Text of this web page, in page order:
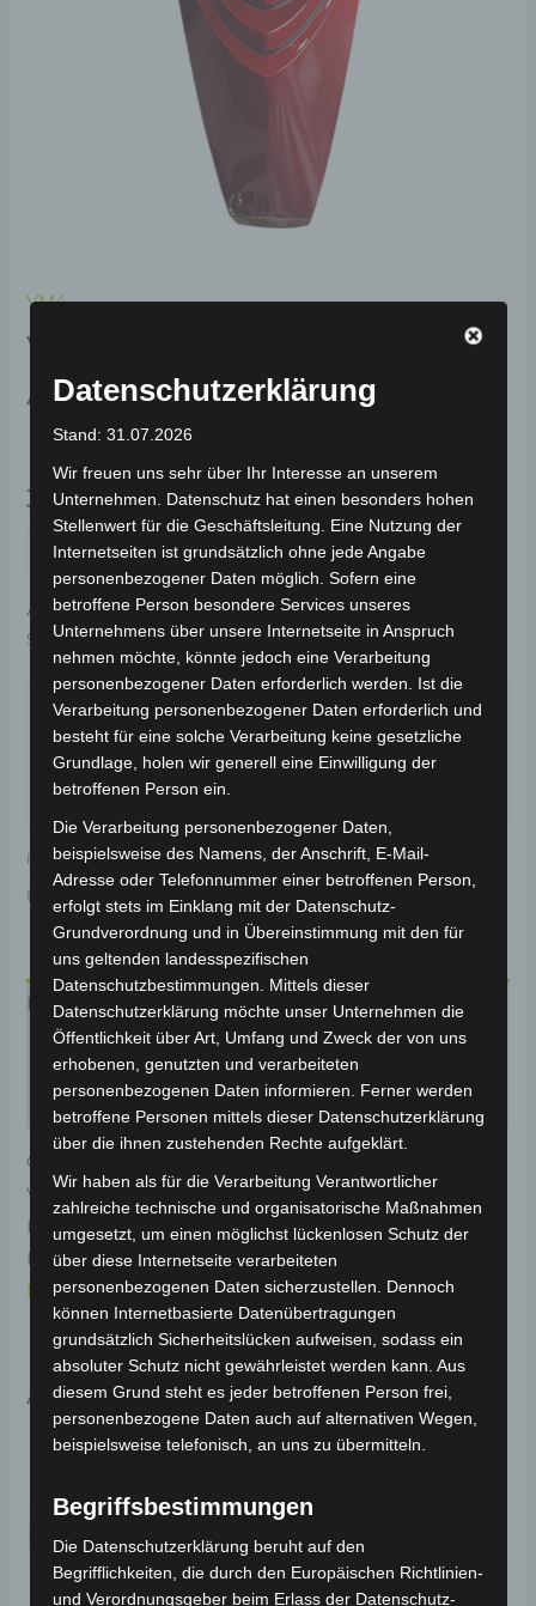
VM4
VM4 VORDERES
ARMATURENBRETT
DEKORATIV-ROT
39,00€ *
IN DEN WARENKORB
Artikelnummer:3M402-6006A-04 Kategorie:VM4
Schlagwort:Karosserie & Verkleidung
Garantiert sicherer Checkout
inkl. 19 % MwSt.Kostenloser Versand
Lieferzeit:
Beschreibung
Produktsicherheit
Rezensionen (0)
Original-Ersatzteil für den 3-Rad Seniorenmobil VM4.
Vorderes armaturenbrett dekorativ-rot für optimale
Funktionalität und Haltbarkeit. Weitere
Informationen zum Fahrzeug findest du hier:
Motor 3-Rad Seniorenmobil VM4.
Ähnliche Produkte
Datenschutzerklärung
Stand: 31.07.2026
Wir freuen uns sehr über Ihr Interesse an unserem
Unternehmen. Datenschutz hat einen besonders hohen
Stellenwert für die Geschäftsleitung. Eine Nutzung der
Internetseiten ist grundsätzlich ohne jede Angabe
personenbezogener Daten möglich. Sofern eine
betroffene Person besondere Services unseres
Unternehmens über unsere Internetseite in Anspruch
nehmen möchte, könnte jedoch eine Verarbeitung
personenbezogener Daten erforderlich werden. Ist die
Verarbeitung personenbezogener Daten erforderlich und
besteht für eine solche Verarbeitung keine gesetzliche
Grundlage, holen wir generell eine Einwilligung der
betroffenen Person ein.
Die Verarbeitung personenbezogener Daten,
beispielsweise des Namens, der Anschrift, E-Mail-
Adresse oder Telefonnummer einer betroffenen Person,
erfolgt stets im Einklang mit der Datenschutz-
Grundverordnung und in Übereinstimmung mit den für
uns geltenden landesspezifischen
Datenschutzbestimmungen. Mittels dieser
Datenschutzerklärung möchte unser Unternehmen die
Öffentlichkeit über Art, Umfang und Zweck der von uns
erhobenen, genutzten und verarbeiteten
personenbezogenen Daten informieren. Ferner werden
betroffene Personen mittels dieser Datenschutzerklärung
über die ihnen zustehenden Rechte aufgeklärt.
Wir haben als für die Verarbeitung Verantwortlicher
zahlreiche technische und organisatorische Maßnahmen
umgesetzt, um einen möglichst lückenlosen Schutz der
über diese Internetseite verarbeiteten
personenbezogenen Daten sicherzustellen. Dennoch
können Internetbasierte Datenübertragungen
grundsätzlich Sicherheitslücken aufweisen, sodass ein
absoluter Schutz nicht gewährleistet werden kann. Aus
diesem Grund steht es jeder betroffenen Person frei,
personenbezogene Daten auch auf alternativen Wegen,
beispielsweise telefonisch, an uns zu übermitteln.
Begriffsbestimmungen
Die Datenschutzerklärung beruht auf den
Begrifflichkeiten, die durch den Europäischen Richtlinien-
und Verordnungsgeber beim Erlass der Datenschutz-